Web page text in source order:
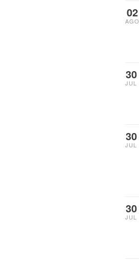
02
AGO
30
JUL
30
JUL
30
JUL